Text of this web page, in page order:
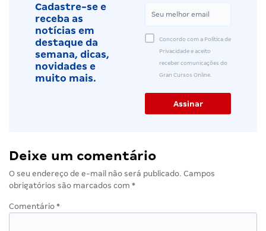
Cadastre-se e
receba as
notícias em
destaque da
semana, dicas,
novidades e
muito mais.
Concordo com a Política de
Privacidade e aceito
receber comunicações do
Gran Cursos Online.
Deixe um comentário
O seu endereço de e-mail não será publicado. Campos
obrigatórios são marcados com *
Comentário *